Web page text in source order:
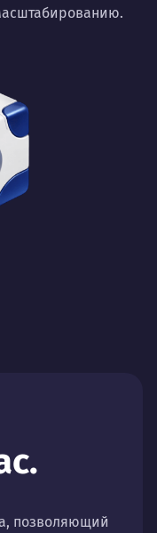
позволяющий